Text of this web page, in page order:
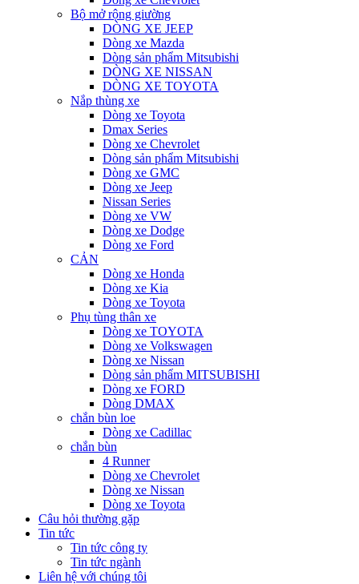
Bộ mở rộng giường
DÒNG XE JEEP
Dòng xe Mazda
Dòng sản phẩm Mitsubishi
DÒNG XE NISSAN
DÒNG XE TOYOTA
Nắp thùng xe
Dòng xe Toyota
Dmax Series
Dòng xe Chevrolet
Dòng sản phẩm Mitsubishi
Dòng xe GMC
Dòng xe Jeep
Nissan Series
Dòng xe VW
Dòng xe Dodge
Dòng xe Ford
CẢN
Dòng xe Honda
Dòng xe Kia
Dòng xe Toyota
Phụ tùng thân xe
Dòng xe TOYOTA
Dòng xe Volkswagen
Dòng xe Nissan
Dòng sản phẩm MITSUBISHI
Dòng xe FORD
Dòng DMAX
chắn bùn loe
Dòng xe Cadillac
chắn bùn
4 Runner
Dòng xe Chevrolet
Dòng xe Nissan
Dòng xe Toyota
Câu hỏi thường gặp
Tin tức
Tin tức công ty
Tin tức ngành
Liên hệ với chúng tôi